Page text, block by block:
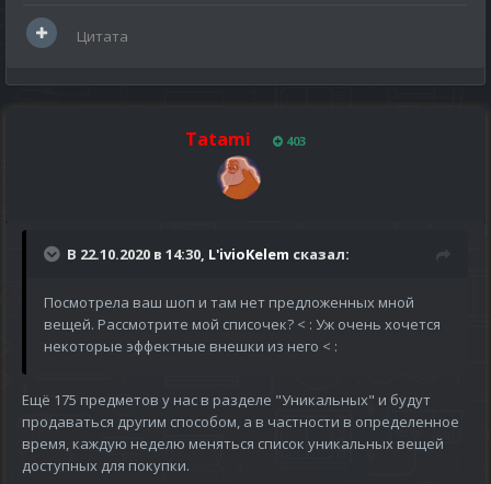
Цитата
Tatami 403
В 22.10.2020 в 14:30, L'ivioKelem сказал:
Посмотрела ваш шоп и там нет предложенных мной
вещей. Рассмотрите мой списочек? < : Уж очень хочется
некоторые эффектные внешки из него < :
Ещё 175 предметов у нас в разделе "Уникальных" и будут
продаваться другим способом, а в частности в определенное
время, каждую неделю меняться список уникальных вещей
доступных для покупки.